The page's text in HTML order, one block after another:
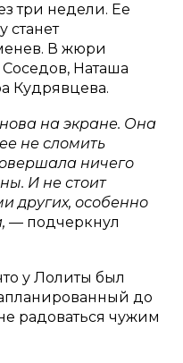
три недели. Ее
станет
В жюри
Наташа
Кудрявцева.
на экране. Она
не сломить
ничего
И не стоит
других, особенно
— подчеркнул
у Лолиты был
до
радоваться чужим